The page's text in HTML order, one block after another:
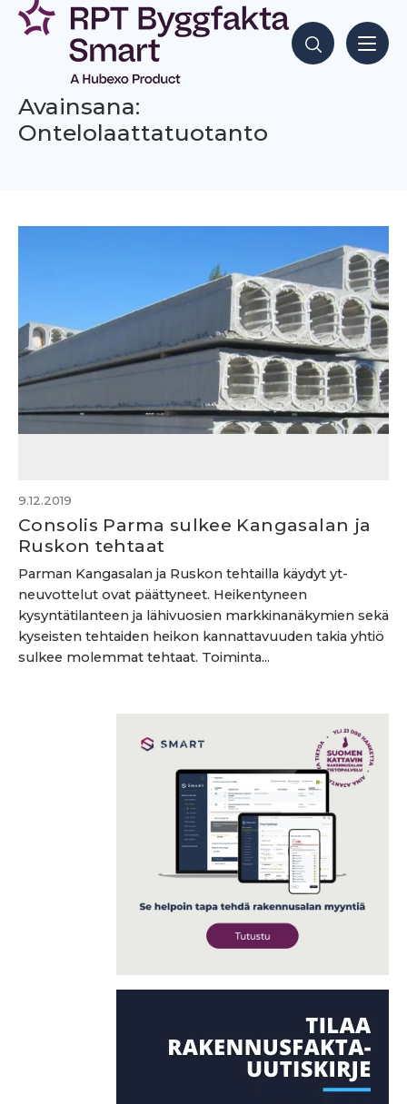
Siirry
sisältöön
Hae sisältöjä
Avainsana:
Ontelolaattatuotanto
9.12.2019
Consolis Parma sulkee Kangasalan ja
Ruskon tehtaat
Parman Kangasalan ja Ruskon tehtailla käydyt yt-
neuvottelut ovat päättyneet. Heikentyneen
kysyntätilanteen ja lähivuosien markkinanäkymien sekä
kyseisten tehtaiden heikon kannattavuuden takia yhtiö
sulkee molemmat tehtaat. Toiminta...